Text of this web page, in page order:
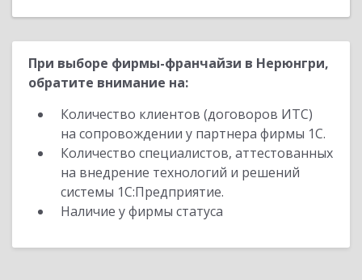
При выборе фирмы-франчайзи в Нерюнгри,
обратите внимание на:
Количество клиентов (договоров ИТС)
на сопровождении у партнера фирмы 1С.
Количество специалистов, аттестованных
на внедрение технологий и решений
системы 1С:Предприятие.
Наличие у фирмы статуса